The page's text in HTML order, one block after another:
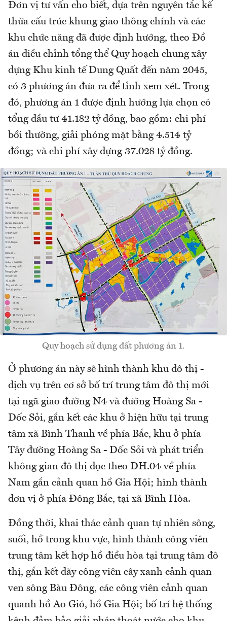
Đơn vị tư vấn cho biết, dựa trên nguyên tắc kế
thừa cấu trúc khung giao thông chính và các
khu chức năng đã được định hướng, theo Đồ
án điều chỉnh tổng thể Quy hoạch chung xây
dựng Khu kinh tế Dung Quất đến năm 2045,
có 3 phương án đưa ra để tỉnh xem xét. Trong
đó, phương án 1 được định hướng lựa chọn có
tổng đầu tư 41.182 tỷ đồng, bao gồm: chi phí
bồi thường, giải phóng mặt bằng 4.514 tỷ
đồng; và chi phí xây dựng 37.028 tỷ đồng.
Quy hoạch sử dụng đất phương án 1.
Ở phương án này sẽ hình thành khu đô thị -
dịch vụ trên cơ sở bố trí trung tâm đô thị mới
tại ngã giao đường N4 và đường Hoàng Sa -
Dốc Sỏi, gắn kết các khu ở hiện hữu tại trung
tâm xã Bình Thanh về phía Bắc, khu ở phía
Tây đường Hoàng Sa - Dốc Sỏi và phát triển
không gian đô thị dọc theo ĐH.04 về phía
Nam gắn cảnh quan hồ Gia Hội; hình thành
đơn vị ở phía Đông Bắc, tại xã Bình Hòa.
Đồng thời, khai thác cảnh quan tự nhiên sông,
suối, hồ trong khu vực, hình thành công viên
trung tâm kết hợp hồ điều hòa tại trung tâm đô
thị, gắn kết dãy công viên cây xanh cảnh quan
ven sông Bàu Đông, các công viên cảnh quan
quanh hồ Ao Gió, hồ Gia Hội; bố trí hệ thống